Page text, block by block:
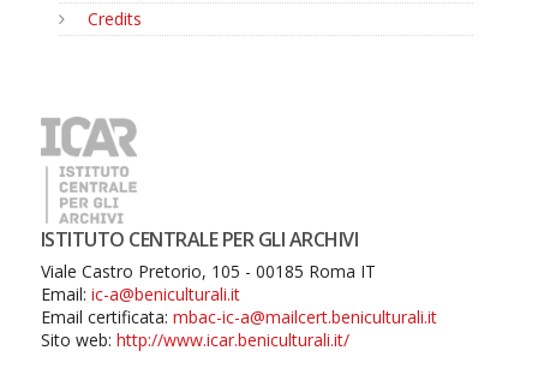
Credits
ISTITUTO CENTRALE PER GLI ARCHIVI
Viale Castro Pretorio, 105 - 00185 Roma IT
Email: ic-a@beniculturali.it
Email certificata: mbac-ic-a@mailcert.beniculturali.it
Sito web: http://www.icar.beniculturali.it/